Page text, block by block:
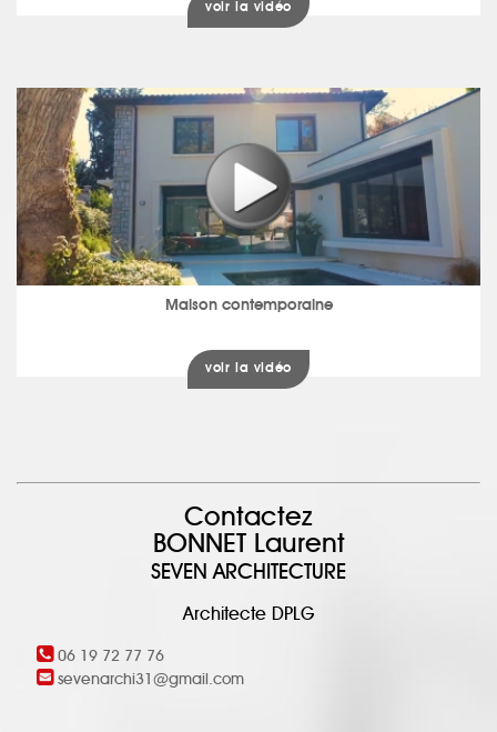
voir la vidéo
Maison contemporaine
voir la vidéo
Contactez
BONNET Laurent
SEVEN ARCHITECTURE
Architecte DPLG
06 19 72 77 76
sevenarchi31@gmail.com